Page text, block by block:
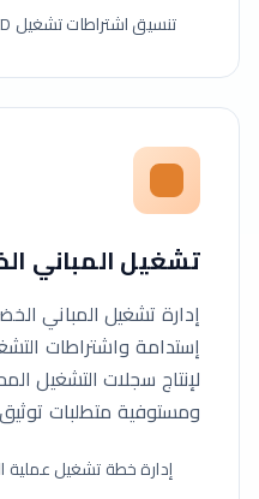
تنسيق اشتراطات تشغيل LEED مع خطة تشغيل إستدامة
تشغيل المباني
إدارة تشغيل المباني
لإنتاج سجلات التشغيل
ومستوفية متطلبات
إدارة خطة تشغيل عملية